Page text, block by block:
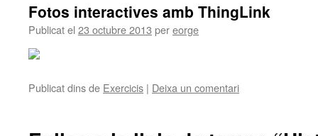
Fotos interactives amb ThingLink
Publicat el 23 octubre 2013 pereorge
Publicat dins de Exercicis | Deixa un comentari